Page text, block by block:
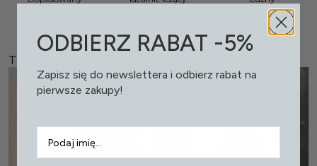
TO TEŻ MOŻE CI SIĘ SPODOBAĆ
ODBIERZ RABAT -5%
Zapisz się do newslettera i odbierz rabat na
pierwsze zakupy!